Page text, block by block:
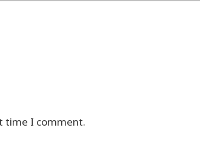
time I comment.